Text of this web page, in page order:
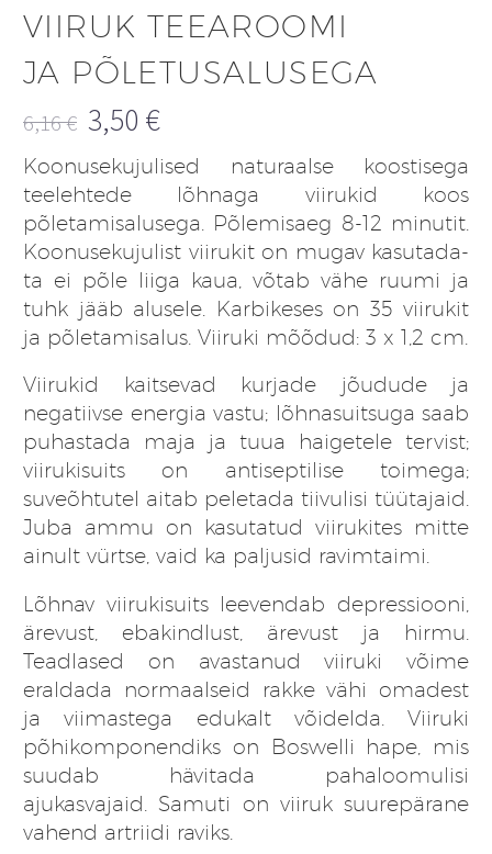
VIIRUK TEEAROOMI
JA PÕLETUSALUSEGA
6,16€
Algne
hind
oli:
6,16 €.
3,50 €
Praegune
hind
on:
3,50 €.
Koonusekujulised naturaalse koostisega
teelehtede lõhnaga viirukid koos
põletamisalusega. Põlemisaeg 8-12 minutit.
Koonusekujulist viirukit on mugav kasutada-
ta ei põle liiga kaua, võtab vähe ruumi ja
tuhk jääb alusele. Karbikeses on 35 viirukit
ja põletamisalus. Viiruki mõõdud: 3 x 1,2 cm.
Viirukid kaitsevad kurjade jõudude ja
negatiivse energia vastu; lõhnasuitsuga saab
puhastada maja ja tuua haigetele tervist;
viirukisuits on antiseptilise toimega;
suveõhtutel aitab peletada tiivulisi tüütajaid.
Juba ammu on kasutatud viirukites mitte
ainult vürtse, vaid ka paljusid ravimtaimi.
Lõhnav viirukisuits leevendab depressiooni,
ärevust, ebakindlust, ärevust ja hirmu.
Teadlased on avastanud viiruki võime
eraldada normaalseid rakke vähi omadest
ja viimastega edukalt võidelda. Viiruki
põhikomponendiks on Boswelli hape, mis
suudab hävitada pahaloomulisi
ajukasvajaid. Samuti on viiruk suurepärane
vahend artriidi raviks.